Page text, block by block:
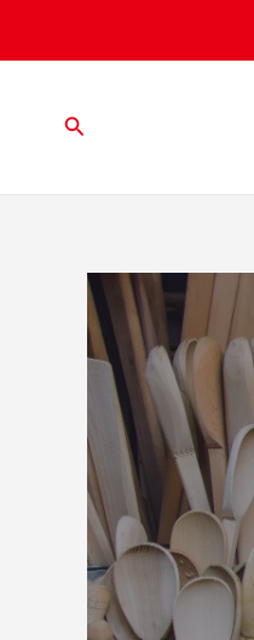
البحث